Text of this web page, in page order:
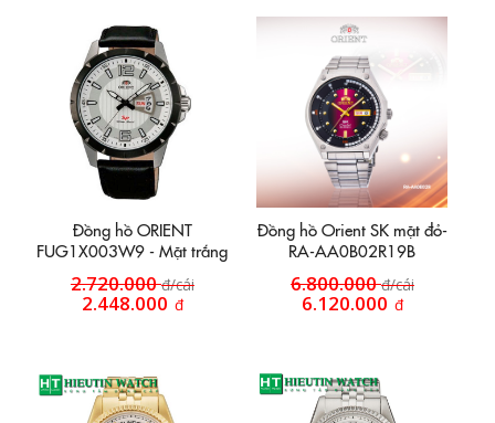
Đồng hồ ORIENT
FUG1X003W9 - Mặt trắng
2.720.000đ/cái
2.448.000 đ
Đồng hồ Orient SK mặt đỏ-
RA-AA0B02R19B
6.800.000đ/cái
6.120.000 đ